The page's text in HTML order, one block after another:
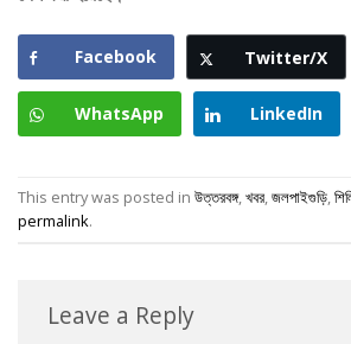
Facebook Twitter/X
WhatsApp LinkedIn
This entry was posted in উত্তরবঙ্গ,খবর,জলপাইগুড়ি,
permalink.
Leave a Reply